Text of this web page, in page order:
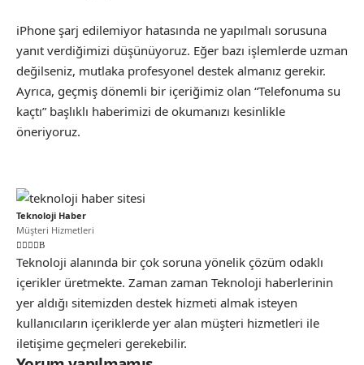
iPhone şarj edilemiyor hatasında ne yapılmalı sorusuna
yanıt verdiğimizi düşünüyoruz. Eğer bazı işlemlerde uzman
değilseniz, mutlaka profesyonel destek almanız gerekir.
Ayrıca, geçmiş dönemli bir içeriğimiz olan “Telefonuma su
kaçtı” başlıklı haberimizi de okumanızı kesinlikle
öneriyoruz.
Teknoloji Haber
Müşteri Hizmetleri
Teknoloji alanında bir çok soruna yönelik çözüm odaklı
içerikler üretmekte. Zaman zaman Teknoloji haberlerinin
yer aldığı sitemizden destek hizmeti almak isteyen
kullanıcıların içeriklerde yer alan müşteri hizmetleri ile
iletişime geçmeleri gerekebilir.